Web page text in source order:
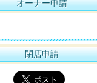
オーナー申請
閉店申請